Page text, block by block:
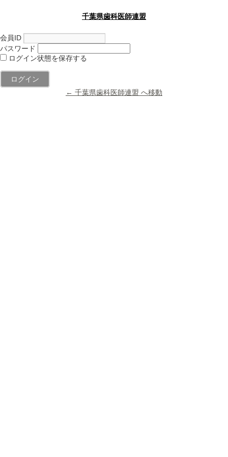
千葉県歯科医師連盟
会員ID
パスワード
ログイン状態を保存する
← 千葉県歯科医師連盟 へ移動